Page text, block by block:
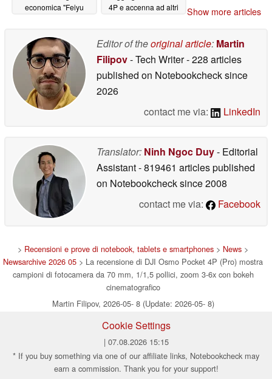
economica "Feiyu
05/05/2026
4P e accenna ad altri
Show more articles
Editor of theoriginal article: Martin
Filipov- Tech Writer- 228 articles
published on Notebookchecksince
2026
contact me via:
LinkedIn
Translator: Ninh Ngoc Duy- Editorial
Assistant- 819461 articles published
on Notebookchecksince 2008
contact me via:
Facebook
> Recensioni e prove di notebook, tablets e smartphones > News >
Newsarchive 2026 05 > La recensione di DJI Osmo Pocket 4P (Pro) mostra
campioni di fotocamera da 70 mm, 1/1,5 pollici, zoom 3-6x con bokeh
cinematografico
Martin Filipov, 2026-05- 8 (Update: 2026-05- 8)
Cookie Settings
| 07.08.2026 15:15
* If you buy something via one of our affiliate links, Notebookcheck may
earn a commission. Thank you for your support!